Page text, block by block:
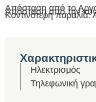
Απόσταση από το
Απόσταση από την
Κοντινότερη παραλία:
Ηλεκτρισμός
Τηλεφωνική